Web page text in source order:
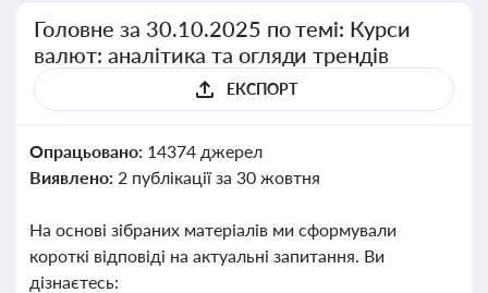
Головне за 30.10.2025 по темі: Курси
валют: аналітика та огляди трендів
ЕКСПОРТ
Опрацьовано: 14374 джерел
Виявлено: 2 публікації за 30 жовтня
На основі зібраних матеріалів ми сформували
короткі відповіді на актуальні запитання. Ви
дізнаєтесь: